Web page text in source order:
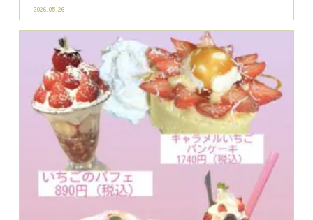
ランチ、ディナー、カフェに！！人気ナンバ...